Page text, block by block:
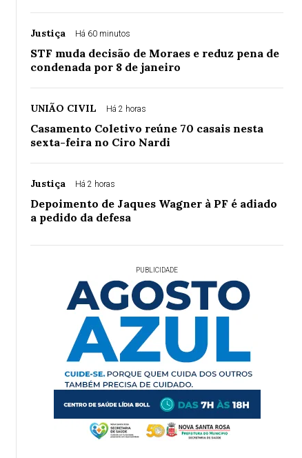
Justiça Há 60 minutos
STF muda decisão de Moraes e reduz pena de
condenada por 8 de janeiro
UNIÃO CIVIL Há 2 horas
Casamento Coletivo reúne 70 casais nesta
sexta-feira no Ciro Nardi
Justiça Há 2 horas
Depoimento de Jaques Wagner à PF é adiado
a pedido da defesa
PUBLICIDADE